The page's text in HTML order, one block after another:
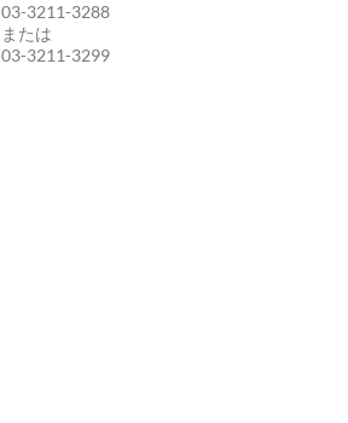
03-3211-3288
または
03-3211-3299